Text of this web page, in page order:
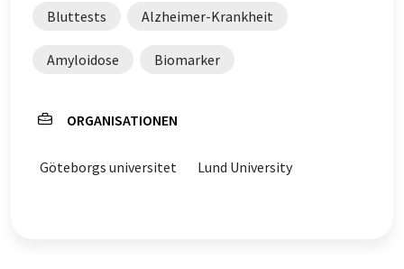
Bluttests Alzheimer-Krankheit
Amyloidose Biomarker
ORGANISATIONEN
Göteborgs universitet Lund University